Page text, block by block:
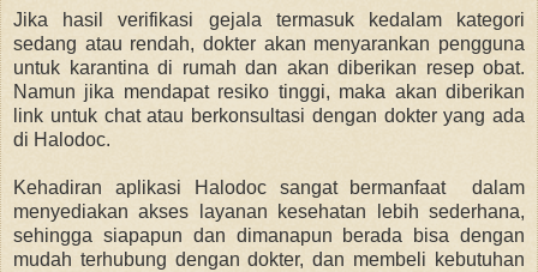
Jika hasil verifikasi gejala termasuk kedalam kategori
sedang atau rendah, dokter akan menyarankan pengguna
untuk karantina di rumah dan akan diberikan resep obat.
Namun jika mendapat resiko tinggi, maka akan diberikan
link untuk chat atau berkonsultasi dengan dokter yang ada
di Halodoc.
Kehadiran aplikasi Halodoc sangat bermanfaat dalam
menyediakan akses layanan kesehatan lebih sederhana,
sehingga siapapun dan dimanapun berada bisa dengan
mudah terhubung dengan dokter, dan membeli kebutuhan